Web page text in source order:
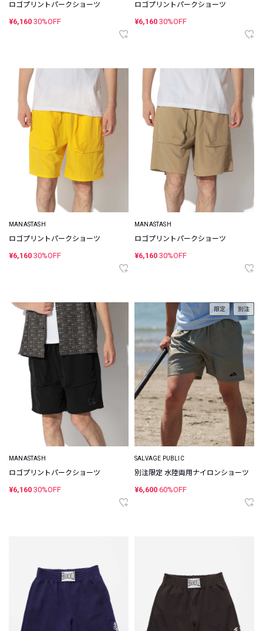
ロゴプリントパークショーツ
¥6,160 30%OFF
ロゴプリントパークショーツ
¥6,160 30%OFF
MANASTASH
ロゴプリントパークショーツ
¥6,160 30%OFF
MANASTASH
ロゴプリントパークショーツ
¥6,160 30%OFF
MANASTASH
ロゴプリントパークショーツ
¥6,160 30%OFF
限定 別注
SALVAGE PUBLIC
別注限定 水陸両用ナイロンショーツ
¥6,600 60%OFF